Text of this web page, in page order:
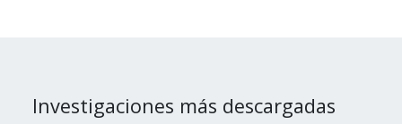
Investigaciones más descargadas